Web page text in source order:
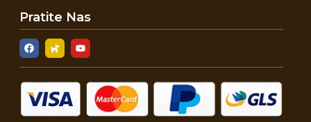
Pratite Nas